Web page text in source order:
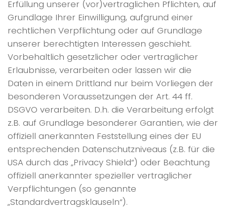
Erfüllung unserer (vor)vertraglichen Pflichten, auf
Grundlage Ihrer Einwilligung, aufgrund einer
rechtlichen Verpflichtung oder auf Grundlage
unserer berechtigten Interessen geschieht.
Vorbehaltlich gesetzlicher oder vertraglicher
Erlaubnisse, verarbeiten oder lassen wir die
Daten in einem Drittland nur beim Vorliegen der
besonderen Voraussetzungen der Art. 44 ff.
DSGVO verarbeiten. D.h. die Verarbeitung erfolgt
z.B. auf Grundlage besonderer Garantien, wie der
offiziell anerkannten Feststellung eines der EU
entsprechenden Datenschutzniveaus (z.B. für die
USA durch das „Privacy Shield“) oder Beachtung
offiziell anerkannter spezieller vertraglicher
Verpflichtungen (so genannte
„Standardvertragsklauseln“).